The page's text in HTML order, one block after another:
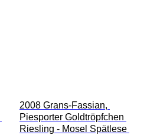
2008 Grans-Fassian,
Piesporter Goldtröpfchen
Riesling - Mosel Spätlese